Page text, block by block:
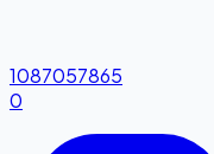
1087057865
0